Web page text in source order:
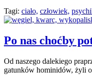
Tagi: ciało, człowiek,
Po nas choćby
Od naszego dalekiego
gatunków hominidów, żyli